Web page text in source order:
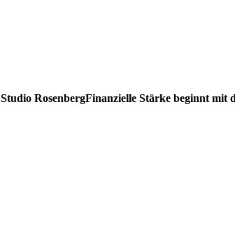
Studio RosenbergFinanzielle Stärke beginnt mit